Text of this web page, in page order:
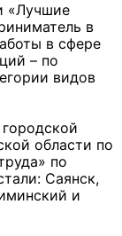
«Лучшие
в
в сфере
– по
видов
области по
по
Саянск,
и